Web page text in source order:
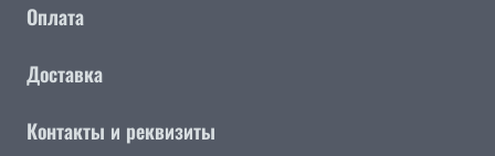
Оплата
Доставка
Контакты и реквизиты